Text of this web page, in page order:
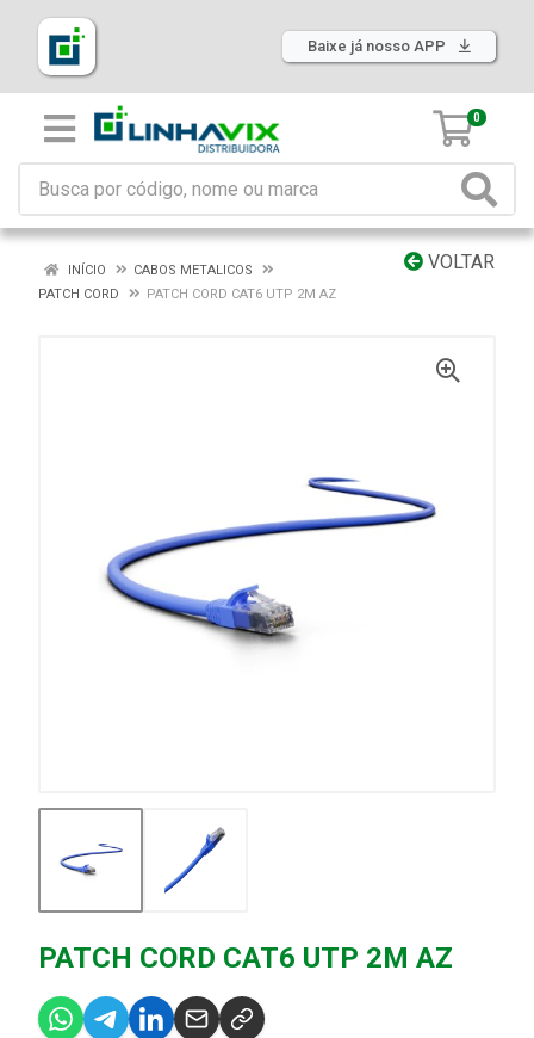
Baixe já nosso APP
0
VOLTAR
INÍCIO
CABOS METALICOS
PATCH CORD
PATCH CORD CAT6 UTP 2M AZ
PATCH CORD CAT6 UTP 2M AZ